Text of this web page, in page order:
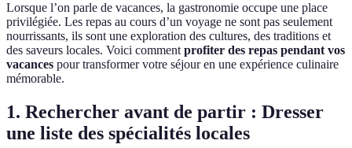
Lorsque l’on parle de vacances, la gastronomie occupe une place
privilégiée. Les repas au cours d’un voyage ne sont pas seulement
nourrissants, ils sont une exploration des cultures, des traditions et
des saveurs locales. Voici commentprofiter des repas pendant vos
vacances pour transformer votre séjour en une expérience culinaire
mémorable.
1. Rechercher avant de partir : Dresser
une liste des spécialités locales